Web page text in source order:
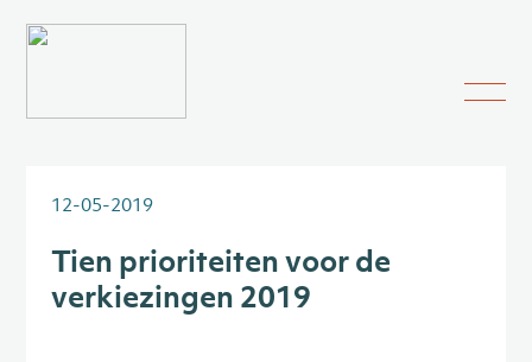
12-05-2019
Tien prioriteiten voor de
verkiezingen 2019